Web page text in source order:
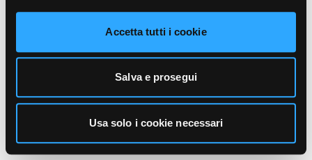
Accetta tutti i cookie
Salva e prosegui
Usa solo i cookie necessari